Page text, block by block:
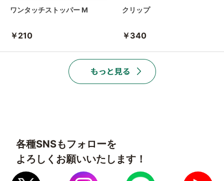
ワンタッチストッパー M
￥210
クリップ
￥340
各種SNSもフォローを
よろしくお願いいたします！